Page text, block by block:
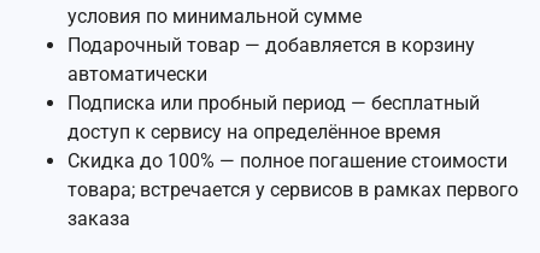
условия по минимальной сумме
Подарочный товар — добавляется в корзину
автоматически
Подписка или пробный период — бесплатный
доступ к сервису на определённое время
Скидка до 100% — полное погашение стоимости
товара; встречается у сервисов в рамках первого
заказа